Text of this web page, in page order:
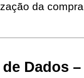
da
Dados